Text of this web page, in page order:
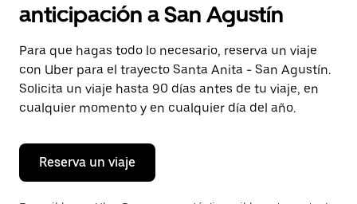
y
selecciona
una
fecha.
Presiona
la
tecla Esc
para
el
calendario.
anticipación a San Agustín
Para que hagas todo lo necesario, reserva un viaje
con Uber para el trayecto Santa Anita - San Agustín.
Solicita un viaje hasta 90 días antes de tu viaje, en
cualquier momento y en cualquier día del año.
Reserva un viaje